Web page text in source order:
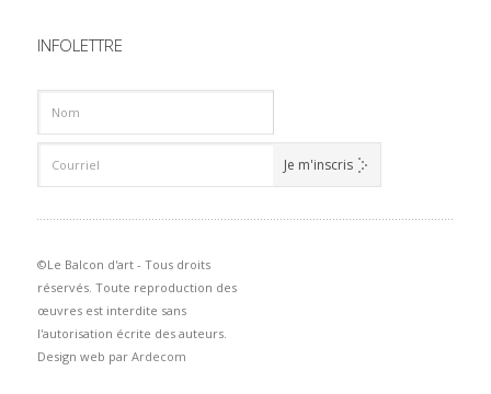
INFOLETTRE
©Le Balcon d'art - Tous droits
réservés. Toute reproduction des
œuvres est interdite sans
l'autorisation écrite des auteurs.
Design web par Ardecom